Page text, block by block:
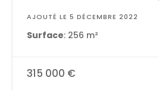
AJOUTÉ LE 5 DÉCEMBRE 2022
Surface: 256 m²
315 000 €